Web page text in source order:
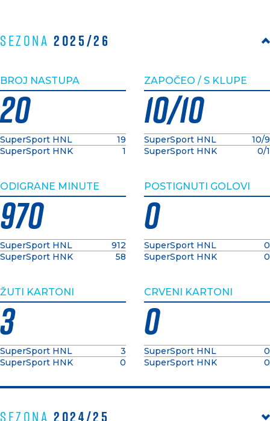
Sezona2025/26
BROJ NASTUPA
20
SuperSport HNL
19
SuperSport HNK
1
ZAPOČEO / S KLUPE
10/10
SuperSport HNL
10/9
SuperSport HNK
0/1
ODIGRANE MINUTE
970
SuperSport HNL
912
SuperSport HNK
58
POSTIGNUTI GOLOVI
0
SuperSport HNL
0
SuperSport HNK
0
ŽUTI KARTONI
3
SuperSport HNL
3
SuperSport HNK
0
CRVENI KARTONI
0
SuperSport HNL
0
SuperSport HNK
0
Sezona2024/25